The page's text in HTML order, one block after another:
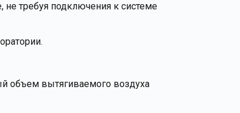
требуя подключения к системе
объем вытягиваемого воздуха